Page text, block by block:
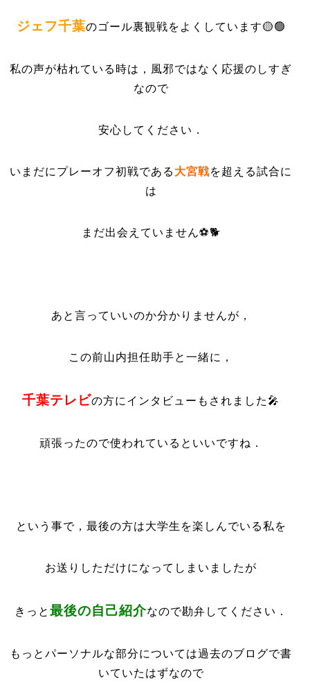
ジェフ千葉のゴール裏観戦をよくしています🟡🟢
私の声が枯れている時は，風邪ではなく応援のしすぎ
なので
安心してください．
いまだにプレーオフ初戦である 大宮戦を超える試合に
は
まだ出会えていません⚽️🐕
あと言っていいのか分かりませんが，
この前山内担任助手と一緒に，
千葉テレビの方にインタビューもされました🎤
頑張ったので使われているといいですね．
という事で，最後の方は大学生を楽しんでいる私を
お送りしただけになってしまいましたが
きっと 最後の自己紹介なので勘弁してください．
もっとパーソナルな部分については過去のブログで書
いていたはずなので